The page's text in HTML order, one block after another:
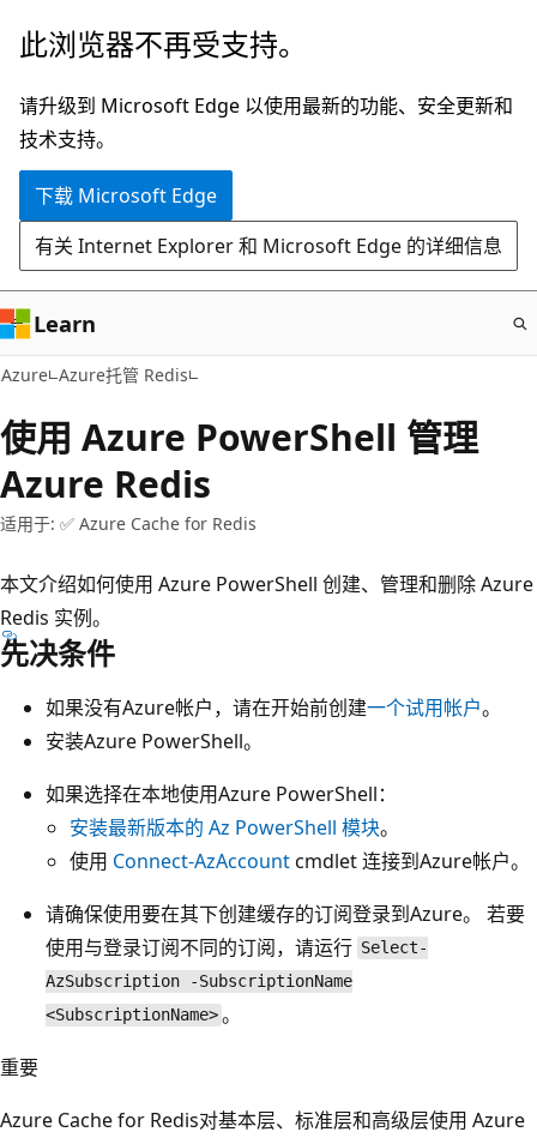
跳
主
要
内
此浏览器不再受支持。
请升级到 Microsoft Edge 以使用最新的功能、安全更新和
技术支持。
下载 Microsoft Edge
有关 Internet Explorer 和 Microsoft Edge 的详细信息
Learn
Azure Azure托管 Redis
使用 Azure PowerShell 管理
Azure Redis
适用于: ✅ Azure Cache for Redis
本文介绍如何使用 Azure PowerShell 创建、管理和删除 Azure
Redis 实例。
先决条件
如果没有Azure帐户，请在开始前创建一个试用帐户。
安装Azure PowerShell。
如果选择在本地使用Azure PowerShell：
安装最新版本的 Az PowerShell 模块。
使用 Connect-AzAccountcmdlet 连接到Azure帐户。
请确保使用要在其下创建缓存的订阅登录到Azure。 若要
使用与登录订阅不同的订阅，请运行 Select-
AzSubscription -SubscriptionName
<SubscriptionName>。
重要
Azure Cache for Redis对基本层、标准层和高级层使用 Azure